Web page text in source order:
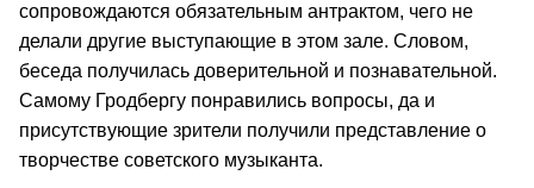
сопровождаются обязательным антрактом, чего не
делали другие выступающие в этом зале. Словом,
беседа получилась доверительной и познавательной.
Самому Гродбергу понравились вопросы, да и
присутствующие зрители получили представление о
творчестве советского музыканта.